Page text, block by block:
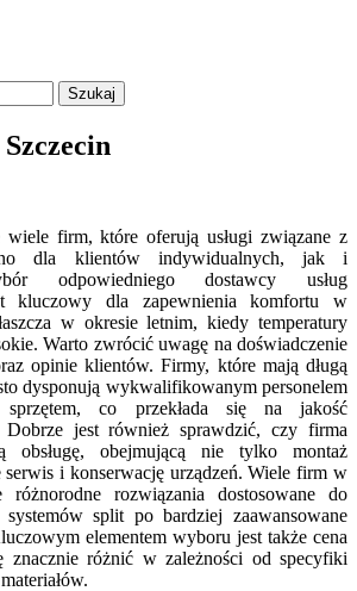
wiele firm, które oferują usługi związane z
dla klientów indywidualnych, jak i
odpowiedniego dostawcy usług
kluczowy dla zapewnienia komfortu w
w okresie letnim, kiedy temperatury
Warto zwrócić uwagę na doświadczenie
opinie klientów. Firmy, które mają długą
dysponują wykwalifikowanym personelem
sprzętem, co przekłada się na jakość
Dobrze jest również sprawdzić, czy firma
obsługę, obejmującą nie tylko montaż
i konserwację urządzeń. Wiele firm w
różnorodne rozwiązania dostosowane do
split po bardziej zaawansowane
elementem wyboru jest także cena
znacznie różnić w zależności od specyfiki